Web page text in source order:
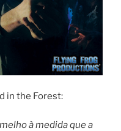
in the Forest:
à medida que a